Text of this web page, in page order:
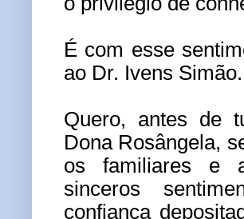
É com esse
ao Dr. Ivens Simão.
Quero, antes de
Dona Rosângela,
os familiares e
sinceros
confiança